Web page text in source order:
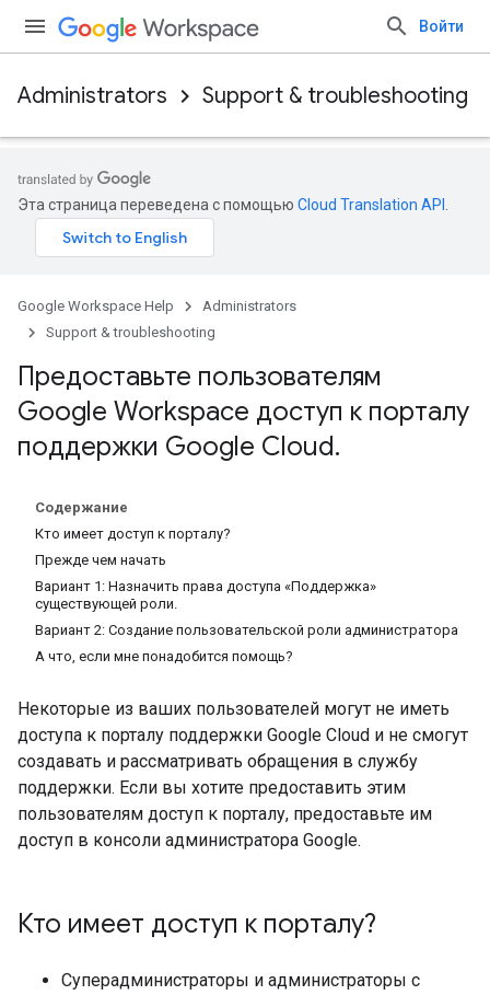
Войти
Administrators Support & troubleshooting
Эта страница переведена с помощью Cloud Translation API
Google Workspace Help
Administrators
Support & troubleshooting
Предоставьте пользователям
Google Workspace доступ к порталу
поддержки Google Cloud.
Содержание
Кто имеет доступ к порталу?
Прежде чем начать
Вариант 1: Назначить права доступа «Поддержка»
существующей роли.
Вариант 2: Создание пользовательской роли администратора
А что, если мне понадобится помощь?
Некоторые из ваших пользователей могут не иметь
доступа к порталу поддержки Google Cloud и не смогут
создавать и рассматривать обращения в службу
поддержки. Если вы хотите предоставить этим
пользователям доступ к порталу, предоставьте им
доступ в консоли администратора Google.
Кто имеет доступ к порталу?
Суперадминистраторы и администраторы с